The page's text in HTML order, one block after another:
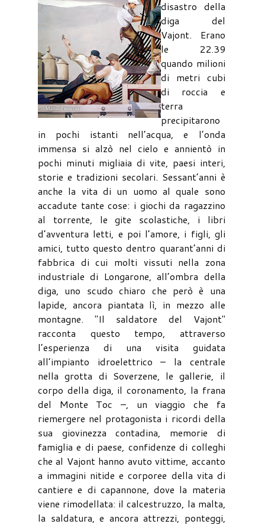
disastro della
diga del
Vajont. Erano
le 22.39
quando milioni
di metri cubi
di roccia e
terra
precipitarono
in pochi istanti nell’acqua, e l’onda
immensa si alzò nel cielo e annientò in
pochi minuti migliaia di vite, paesi interi,
storie e tradizioni secolari. Sessant’anni è
anche la vita di un uomo al quale sono
accadute tante cose: i giochi da ragazzino
al torrente, le gite scolastiche, i libri
d’avventura letti, e poi l’amore, i figli, gli
amici, tutto questo dentro quarant’anni di
fabbrica di cui molti vissuti nella zona
industriale di Longarone, all’ombra della
diga, uno scudo chiaro che però è una
lapide, ancora piantata lì, in mezzo alle
montagne. "Il saldatore del Vajont"
racconta questo tempo, attraverso
l’esperienza di una visita guidata
all’impianto idroelettrico – la centrale
nella grotta di Soverzene, le gallerie, il
corpo della diga, il coronamento, la frana
del Monte Toc –, un viaggio che fa
riemergere nel protagonista i ricordi della
sua giovinezza contadina, memorie di
famiglia e di paese, confidenze di colleghi
che al Vajont hanno avuto vittime, accanto
a immagini nitide e corporee della vita di
cantiere e di capannone, dove la materia
viene rimodellata: il calcestruzzo, la malta,
la saldatura, e ancora attrezzi, ponteggi,